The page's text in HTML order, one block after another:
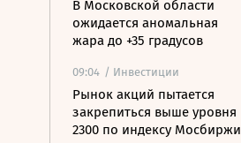
В Московской области
ожидается аномальная
жара до +35 градусов
09:04 / Инвестиции
Рынок акций пытается
закрепиться выше уровня
2300 по индексу Мосбиржи